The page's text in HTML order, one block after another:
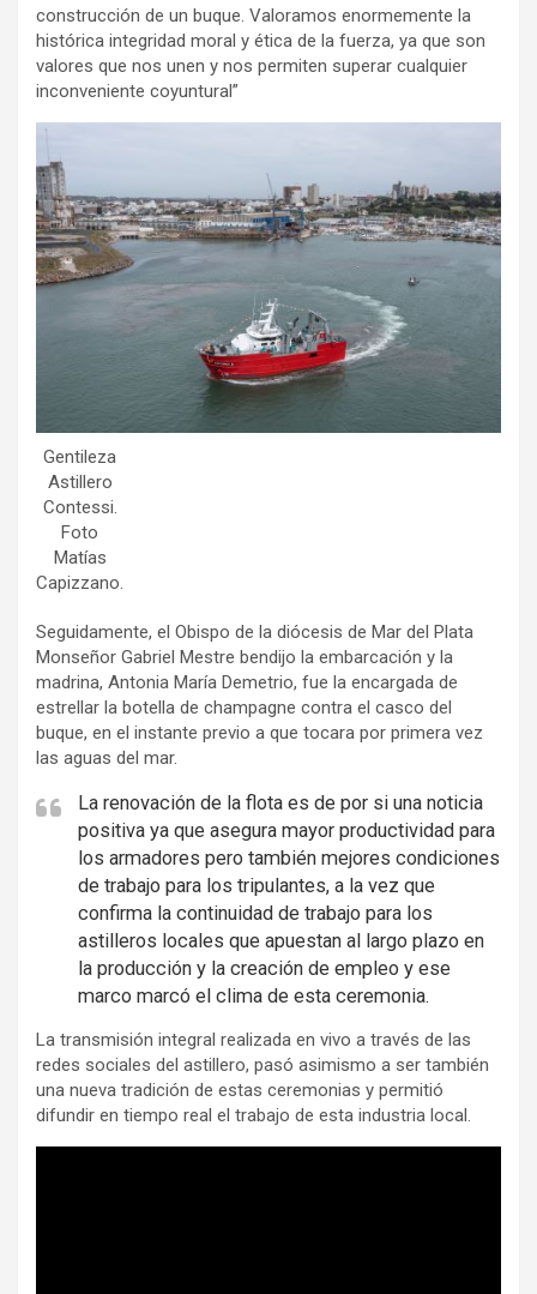
construcción de un buque. Valoramos enormemente la
histórica integridad moral y ética de la fuerza, ya que son
valores que nos unen y nos permiten superar cualquier
inconveniente coyuntural”
Gentileza
Astillero
Contessi.
Foto
Matías
Capizzano.
Seguidamente, el Obispo de la diócesis de Mar del Plata
Monseñor Gabriel Mestre bendijo la embarcación y la
madrina, Antonia María Demetrio, fue la encargada de
estrellar la botella de champagne contra el casco del
buque, en el instante previo a que tocara por primera vez
las aguas del mar.
La renovación de la flota es de por si una noticia
positiva ya que asegura mayor productividad para
los armadores pero también mejores condiciones
de trabajo para los tripulantes, a la vez que
confirma la continuidad de trabajo para los
astilleros locales que apuestan al largo plazo en
la producción y la creación de empleo y ese
marco marcó el clima de esta ceremonia.
La transmisión integral realizada en vivo a través de las
redes sociales del astillero, pasó asimismo a ser también
una nueva tradición de estas ceremonias y permitió
difundir en tiempo real el trabajo de esta industria local.